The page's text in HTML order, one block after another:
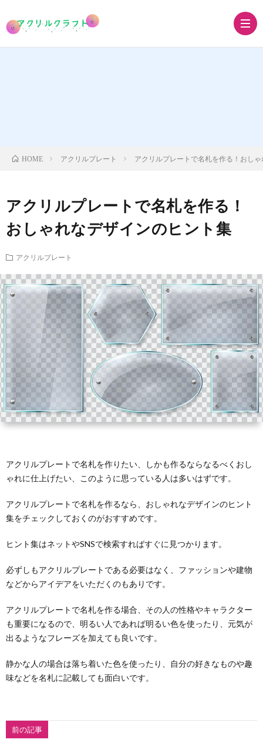
ホ
ル
ダ
ー
タ
ン
ド
ブ
ロ
ッ
ク
ル
プ
レ
ー
ト
ズ
全
般
HOME アクリルプレート アクリルプレートで名札を作る！おし
アクリルプレートで名札を作る！
おしゃれなデザインのヒント集
アクリルプレート
アクリルプレートで名札を作りたい、しかも作るならなるべくおし
ゃれに仕上げたい、このように思っている人は多いはずです。
アクリルプレートで名札を作るなら、おしゃれなデザインのヒント
集をチェックしておくのがおすすめです。
ヒント集はネットやSNSで検索すればすぐに見つかります。
必ずしもアクリルプレートである必要はなく、ファッションや建物
などからアイデアをいただくのもありです。
アクリルプレートで名札を作る場合、その人の性格やキャラクター
も重要になるので、明るい人であれば明るい色を使ったり、元気が
出るようなフレーズを加えても良いです。
静かな人の場合は落ち着いた色を使ったり、自分の好きなものや趣
味などを名札に記載しても面白いです。
前の記事